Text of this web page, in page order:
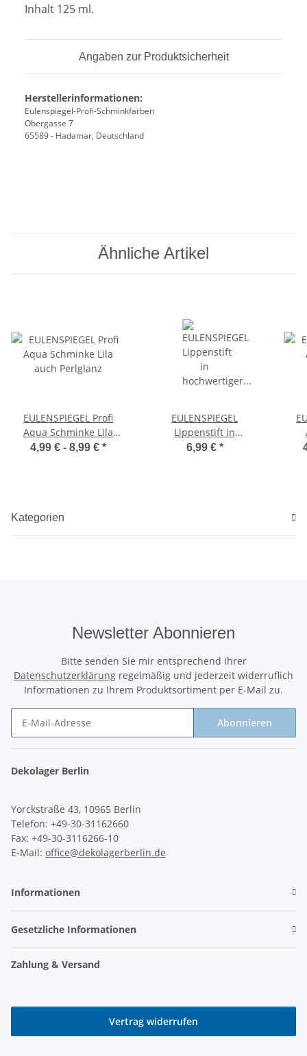
Inhalt 125 ml.
Angaben zur Produktsicherheit
Herstellerinformationen:
Eulenspiegel-Profi-Schminkfarben
Obergasse 7
65589 - Hadamar, Deutschland
Ähnliche Artikel
EULENSPIEGEL Profi
Aqua Schminke Lila
auch Perlglanz
4,99 € - 8,99 € *
EULENSPIEGEL
Lippenstift in
hochwertiger
6,99 € *
Kategorien
Newsletter Abonnieren
Bitte senden Sie mir entsprechend Ihrer
Datenschutzerklärung regelmäßig und jederzeit widerruflich
Informationen zu Ihrem Produktsortiment per E-Mail zu.
Abonnieren
Dekolager Berlin
Yorckstraße 43, 10965 Berlin
Telefon: +49-30-31162660
Fax: +49-30-3116266-10
E-Mail: office@dekolagerberlin.de
Informationen
Gesetzliche Informationen
Zahlung & Versand
Vertrag widerrufen